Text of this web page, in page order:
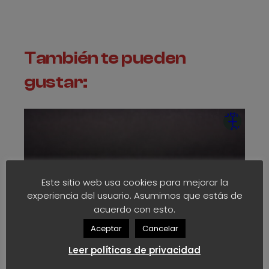
También te pueden
gustar:
Este sitio web usa cookies para mejorar la
experiencia del usuario. Asumimos que estás de
acuerdo con esto.
Aceptar Cancelar
Leer políticas de privacidad